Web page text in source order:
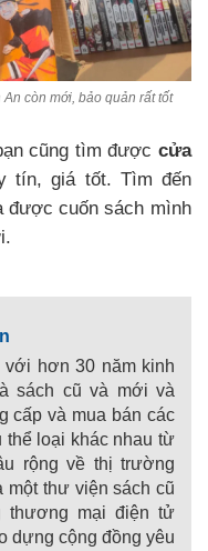
còn mới, bảo quản rất tốt
cũng tìm được cửa
tín, giá tốt. Tìm đến
được cuốn sách mình
với hơn 30 năm kinh
sách cũ và mới và
cấp và mua bán các
thể loại khác nhau từ
rộng về thị trường
một thư viện sách cũ
thương mại điện tử
dựng cộng đồng yêu